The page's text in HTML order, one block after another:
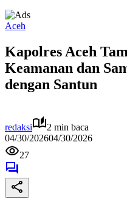
Aceh
Kapolres Aceh
Keamanan dan
dengan Santun
redaksi
2 min baca
04/30/202604/30/2026
27